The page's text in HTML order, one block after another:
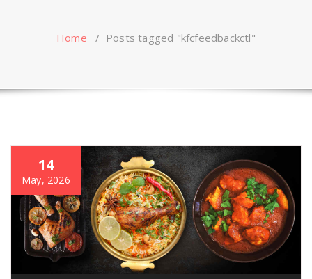
Home / Posts tagged "kfcfeedbackctl"
14
May, 2026